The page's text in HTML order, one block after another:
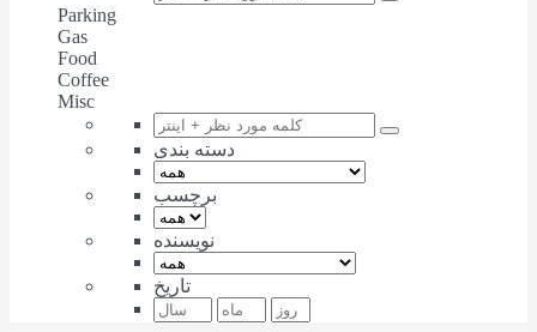
Parking
Gas
Food
Coffee
Misc
دسته بندی
برچسب
نویسنده
تاریخ